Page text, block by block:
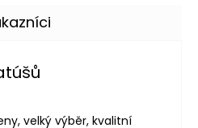
je 5 z 5 hvězdiček.
velký výběr, kvalitní